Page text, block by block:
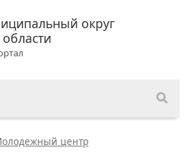
округ
центр